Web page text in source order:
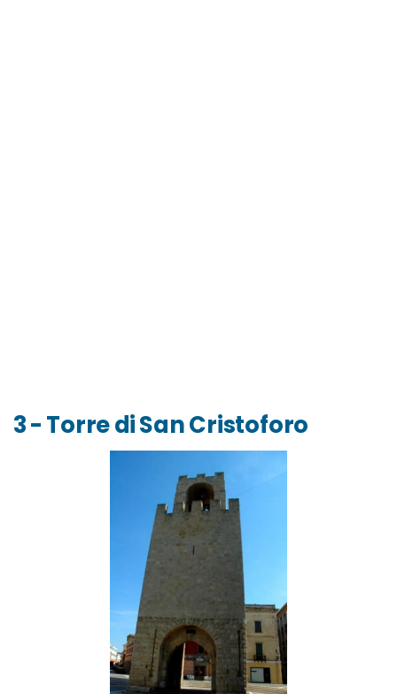
3 - Torre di San Cristoforo